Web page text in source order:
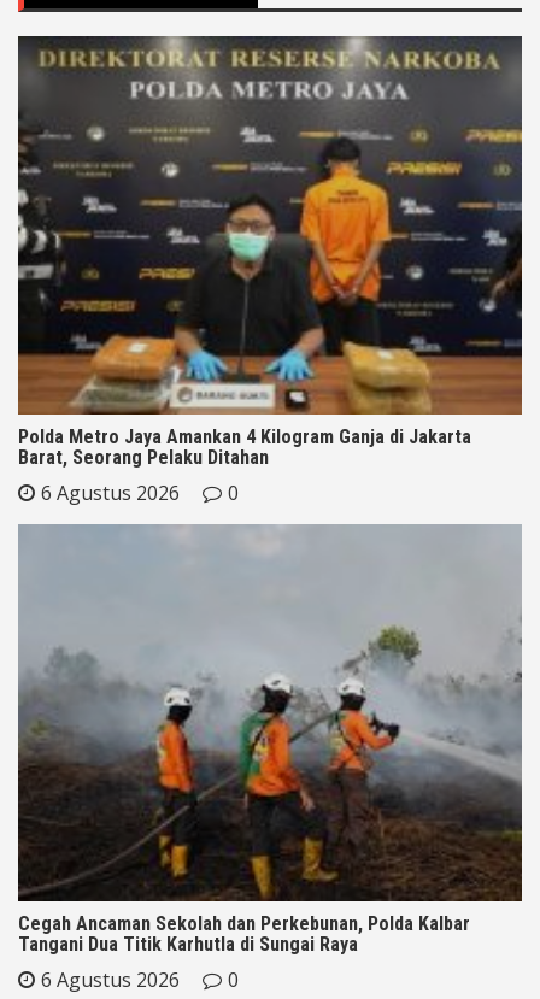
Polda Metro Jaya Amankan 4 Kilogram Ganja di Jakarta
Barat, Seorang Pelaku Ditahan
6 Agustus 2026 0
Cegah Ancaman Sekolah dan Perkebunan, Polda Kalbar
Tangani Dua Titik Karhutla di Sungai Raya
6 Agustus 2026 0